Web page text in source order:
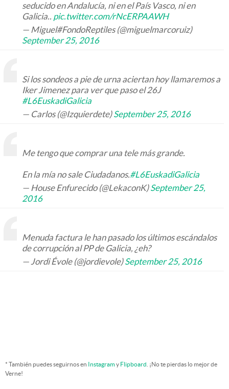
seducido en Andalucía, ni en el País Vasco, ni en
Galicia.. pic.twitter.com/rNcERPAAWH
— Miguel#FondoReptiles (@miguelmarcoruiz)
September 25, 2016
Si los sondeos a pie de urna aciertan hoy llamaremos a
Iker Jimenez para ver que paso el 26J
#L6EuskadiGalicia
— Carlos (@Izquierdete)September 25, 2016
Me tengo que comprar una tele más grande.
En la mía no sale Ciudadanos.#L6EuskadiGalicia
— House Enfurecido (@LekaconK)September 25,
2016
Menuda factura le han pasado los últimos escándalos
de corrupción al PP de Galicia, ¿eh?
— Jordi Évole (@jordievole)September 25, 2016
* También puedes seguirnos en Instagramy Flipboard . ¡No te pierdas lo mejor de
Verne!